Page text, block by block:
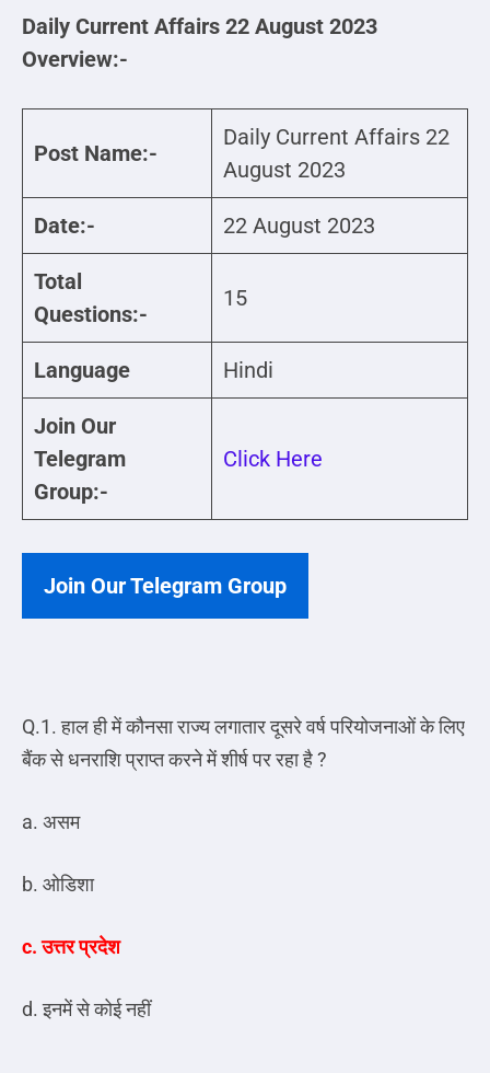
Daily Current Affairs 22 August 2023
Overview:-
Post Name:-
Daily Current Affairs 22
August 2023
Date:- 22 August 2023
Total
Questions:-
15
Language Hindi
Join Our
Telegram
Group:-
Click Here
Join Our Telegram Group
Q.1. हाल ही में कौनसा राज्य लगातार दूसरे वर्ष परियोजनाओं के लिए
बैंक से धनराशि प्राप्त करने में शीर्ष पर रहा है ?
a. असम
b. ओडिशा
c. उत्तर प्रदेश
d. इनमें से कोई नहीं